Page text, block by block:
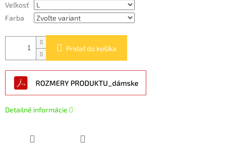
Veľkosť
Farba
Pridať do košíka
Detailné informácie